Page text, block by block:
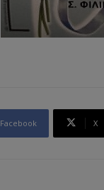
Facebook X